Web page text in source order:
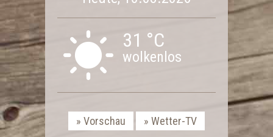
31 °C
wolkenlos
Vorschau Wetter-TV